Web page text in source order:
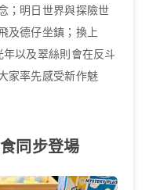
；明日世界與探險世
及德仔坐鎮；換上
以及翠絲則會在反斗
家率先感受新作魅
同步登場